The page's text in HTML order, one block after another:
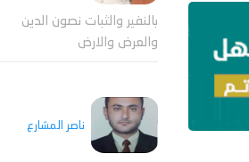
بالنفير والثبات نصون الدين
والعرض والارض
ناصر المشارع